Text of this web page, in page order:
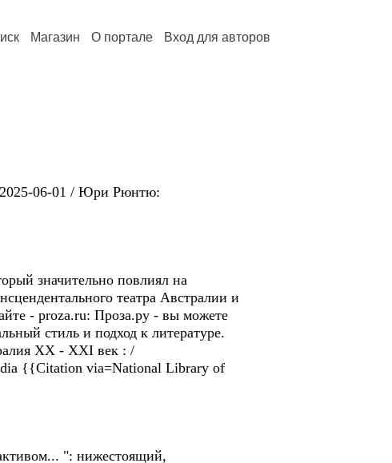
Магазин О портале Вход для авторов
2025-06-01 / Юри Рюнтю:
значительно повлиял на
театра Aвстралии и
- proza.ru: Проза.ру - вы можете
стиль и подход к литературе.
XX - XXI век : /
{{Citation via=National Library of
": нижестоящий,